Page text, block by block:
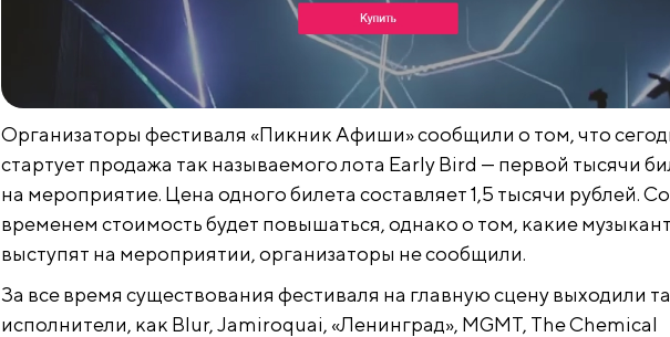
Организаторы фестиваля «Пикник Афиши» сообщили о том, что
стартует продажа так называемого лота Early Bird — первой тысячи
на мероприятие. Цена одного билета составляет 1,5 тысячи рублей. Со
временем стоимость будет повышаться, однако о том, какие
выступят на мероприятии, организаторы не сообщили.
За все время существования фестиваля на главную сцену выходили
исполнители, как Blur, Jamiroquai, «Ленинград», MGMT, The Chemical